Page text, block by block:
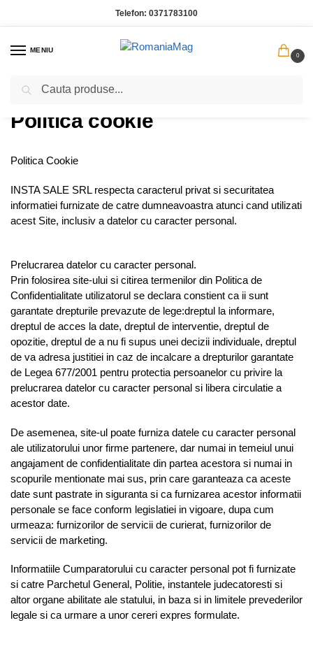
Telefon: 0371783100
MENIU
0
Prima pagină / Politica cookie
Politica cookie
Politica Cookie
INSTA SALE SRL respecta caracterul privat si securitatea
informatiei furnizate de catre dumneavoastra atunci cand utilizati
acest Site, inclusiv a datelor cu caracter personal.
Prelucrarea datelor cu caracter personal.
Prin folosirea site-ului si citirea termenilor din Politica de
Confidentialitate utilizatorul se declara constient ca ii sunt
garantate drepturile prevazute de lege:dreptul la informare,
dreptul de acces la date, dreptul de interventie, dreptul de
opozitie, dreptul de a nu fi supus unei decizii individuale, dreptul
de va adresa justitiei in caz de incalcare a drepturilor garantate
de Legea 677/2001 pentru protectia persoanelor cu privire la
prelucrarea datelor cu caracter personal si libera circulatie a
acestor date.
De asemenea, site-ul poate furniza datele cu caracter personal
ale utilizatorului unor firme partenere, dar numai in temeiul unui
angajament de confidentialitate din partea acestora si numai in
scopurile mentionate mai sus, prin care garanteaza ca aceste
date sunt pastrate in siguranta si ca furnizarea acestor informatii
personale se face conform legislatiei in vigoare, dupa cum
urmeaza: furnizorilor de servicii de curierat, furnizorilor de
servicii de marketing.
Informatiile Cumparatorului cu caracter personal pot fi furnizate
si catre Parchetul General, Politie, instantele judecatoresti si
altor organe abilitate ale statului, in baza si in limitele prevederilor
legale si ca urmare a unor cereri expres formulate.